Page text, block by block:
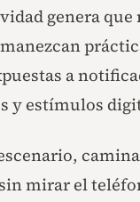
genera que
a
y estímulos
mirar el